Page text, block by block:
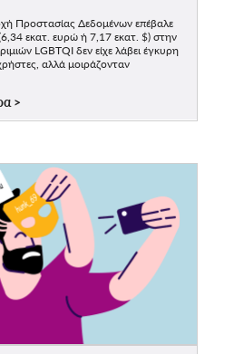
Προστασίας Δεδομένων επέβαλε
εκατ. ευρώ ή 7,17 εκατ. $) στην
LGBTQI δεν είχε λάβει έγκυρη
αλλά μοιράζονταν